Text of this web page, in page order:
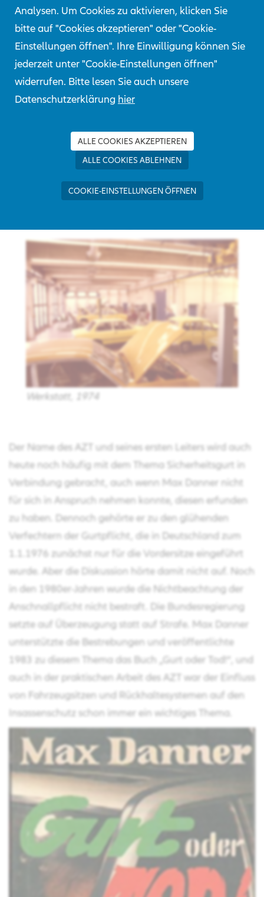
Analysen. Um Cookies zu aktivieren, klicken Sie
bitte auf "Cookies akzeptieren" oder "Cookie-
Einstellungen öffnen". Ihre Einwilligung können Sie
jederzeit unter "Cookie-Einstellungen öffnen"
widerrufen. Bitte lesen Sie auch unsere
Datenschutzerklärung hier
ALLE COOKIES AKZEPTIEREN
ALLE COOKIES ABLEHNEN
COOKIE-EINSTELLUNGEN ÖFFNEN
Versicherung, sondern auch ihren Kunden
zugutekommen.
Werkstatt, 1974
Der Name des AZT und seines ersten Leiters wird auch
heute noch häufig mit dem Thema Sicherheitsgurt in
Verbindung gebracht, auch wenn Max Danner nicht
für sich in Anspruch nehmen konnte, diesen erfunden
zu haben. Dennoch gehörte er zu den glühenden
Verfechtern der Gurtpflicht, die in Deutschland zum
1.1.1976 zunächst nur für die Vordersitze eingeführt
wurde. Aber die Diskussion hörte damit nicht auf. Noch
in den 1980er-Jahren wurde die Nichtbeachtung der
Anschnallpflicht nicht bestraft. Die Bundesregierung
setzte auf Überzeugung statt auf Strafe. Max Danner
unterstützte die Bestrebungen und veröffentlichte
1983 zu diesem Thema das Buch „Gurt oder Tod!“, und
auch in der praktischen Arbeit des AZT war der Einfluss
von Fahrzeugsitzen und Rückhaltesystemen auf den
Insassenschutz schon immer ein wichtiges Thema.